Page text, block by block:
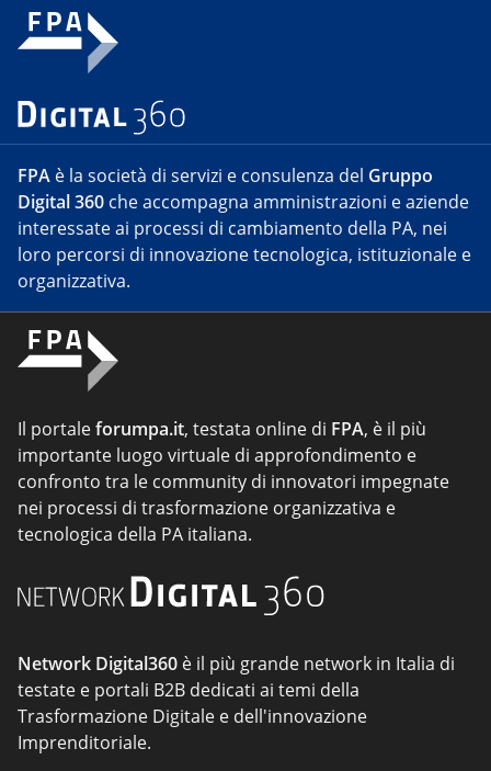
FPA è la società di servizi e consulenza del Gruppo
Digital 360 che accompagna amministrazioni e aziende
interessate ai processi di cambiamento della PA, nei
loro percorsi di innovazione tecnologica, istituzionale e
organizzativa.
Il portaleforumpa.it, testata online di FPA, è il più
importante luogo virtuale di approfondimento e
confronto tra le community di innovatori impegnate
nei processi di trasformazione organizzativa e
tecnologica della PA italiana.
Network Digital360 è il più grande network in Italia di
testate e portali B2B dedicati ai temi della
Trasformazione Digitale e dell'innovazione
Imprenditoriale.